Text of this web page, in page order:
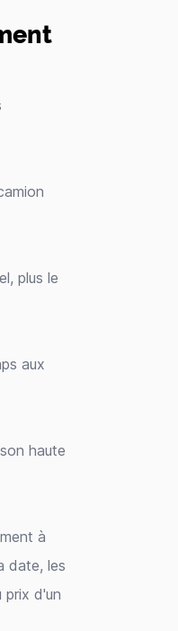
plus le
aux
haute
à
date, les
prix d'un